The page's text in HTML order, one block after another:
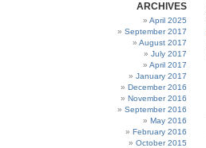
ARCHIVES
April 2025
September 2017
August 2017
July 2017
April 2017
January 2017
December 2016
November 2016
September 2016
May 2016
February 2016
October 2015